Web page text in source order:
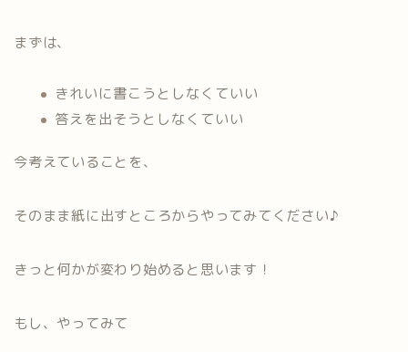
まずは、
きれいに書こうとしなくていい
答えを出そうとしなくていい
今考えていることを、
そのまま紙に出すところからやってみてください♪
きっと何かが変わり始めると思います！
もし、やってみて